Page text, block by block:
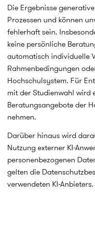
finalen
zwischen denen
Frage mich auch
Methode ich in der
Woche (Woche 3)
(Tabelle/Kopf
2. Methoden-
Schlage mir
meiner Antwort
Methode" vor, um
Komfortzone zu
- Habe ich letzte
Tabelle (Kopf)
leite mich heute
2 (Die zwei
Die Ergebnisse
Prozessen und können
fehlerhaft sein.
keine persönliche
automatisch individuelle
Rahmenbedingungen
Hochschulsystem. Für
mit der Studienwahl wird
Beratungsangebote der
nehmen.
Darüber hinaus wird
Nutzung externer KI-
personenbezogenen
gelten die
verwendeten KI-Anbieters.